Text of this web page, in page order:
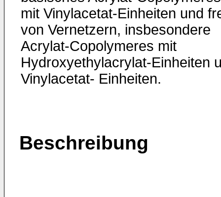
mit Vinylacetat-Einheiten und
von Vernetzern, insbesondere
Acrylat-Copolymeres mit
Hydroxyethylacrylat-Einheiten
Vinylacetat- Einheiten.
Beschreibung